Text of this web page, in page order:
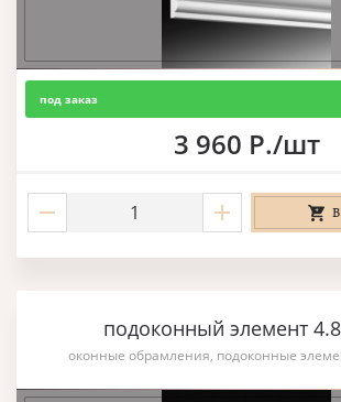
под заказ
3 960 Р./шт
подоконный элемент
оконные обрамления, подоконные